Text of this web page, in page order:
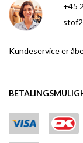
+45
Kundeservice er